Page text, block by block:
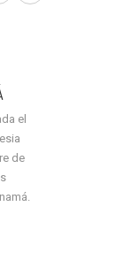
el
de